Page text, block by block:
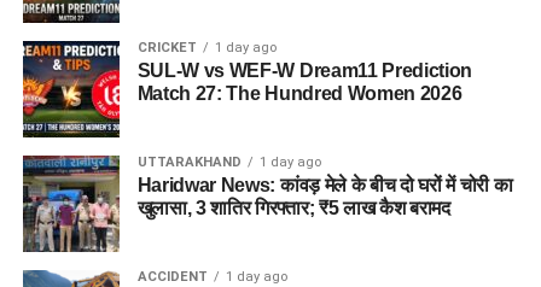
CRICKET 1 day ago
SUL-W vs WEF-W Dream11 Prediction
Match 27: The Hundred Women 2026
UTTARAKHAND 1 day ago
Haridwar News: कांवड़ मेले के बीच दो घरों में चोरी का
खुलासा, 3 शातिर गिरफ्तार; ₹5 लाख कैश बरामद
ACCIDENT 1 day ago